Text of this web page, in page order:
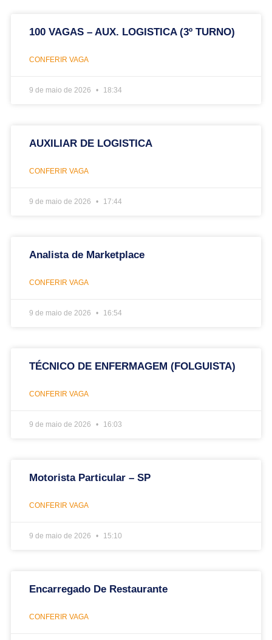
100 VAGAS – AUX. LOGISTICA (3º TURNO)
CONFERIR VAGA
9 de maio de 2026 18:34
AUXILIAR DE LOGISTICA
CONFERIR VAGA
9 de maio de 2026 17:44
Analista de Marketplace
CONFERIR VAGA
9 de maio de 2026 16:54
TÉCNICO DE ENFERMAGEM (FOLGUISTA)
CONFERIR VAGA
9 de maio de 2026 16:03
Motorista Particular – SP
CONFERIR VAGA
9 de maio de 2026 15:10
Encarregado De Restaurante
CONFERIR VAGA